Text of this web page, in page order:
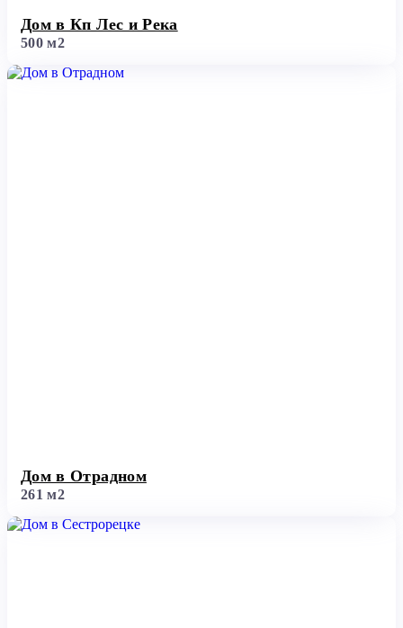
Дом в Кп Лес и Река
500 м2
Дом в Отрадном
261 м2